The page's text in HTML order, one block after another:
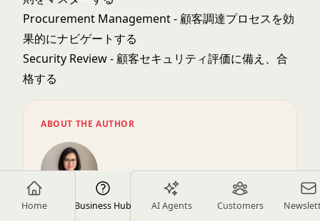
Home Business Hub AI Agents Customers
Procurement Management- 顧客調達プロセスを効
果的にナビゲートする
Security Review- 顧客セキュリティ評価に備え、合
格する
ABOUT THE AUTHOR
Tara Minh